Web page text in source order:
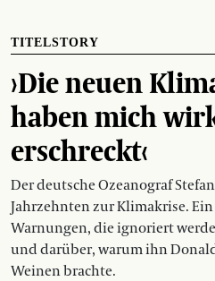
TITELSTORY
›Die neuen
haben mich
erschreckt‹
Der deutsche Ozeanograf
Jahrzehnten zur Klimakrise.
Warnungen, die ignoriert
und darüber, warum ihn
Weinen brachte.